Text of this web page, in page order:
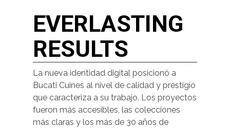
EVERLASTING
RESULTS
La nueva identidad digital posicionó a
Bucati Cuines al nivel de calidad y prestigio
que caracteriza a su trabajo. Los proyectos
fueron más accesibles, las colecciones
más claras y los más de 30 años de